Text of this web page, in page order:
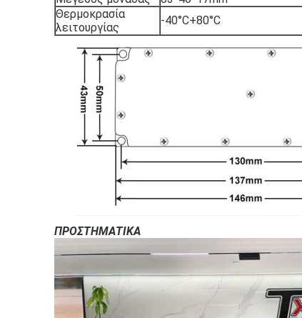
Θερμοκρασία
λειτουργίας
-40°C+80°C
ΠΡΟΣΤΗΜΑΤΙΚΑ